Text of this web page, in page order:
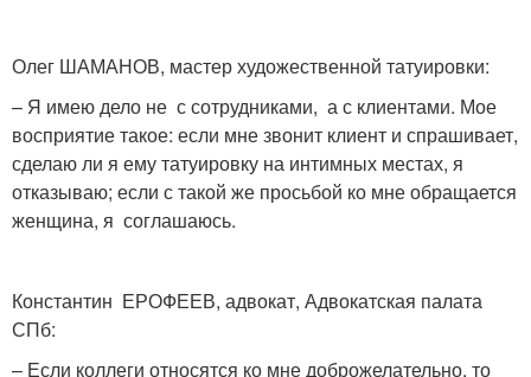
Олег ШАМАНОВ, мастер художественной татуировки:
– Я имею дело не с сотрудниками, а с клиентами. Мое
восприятие такое: если мне звонит клиент и спрашивает,
сделаю ли я ему татуировку на интимных местах, я
отказываю; если с такой же просьбой ко мне обращается
женщина, я соглашаюсь.
Константин ЕРОФЕЕВ, адвокат, Адвокатская палата
СПб:
– Если коллеги относятся ко мне доброжелательно, то